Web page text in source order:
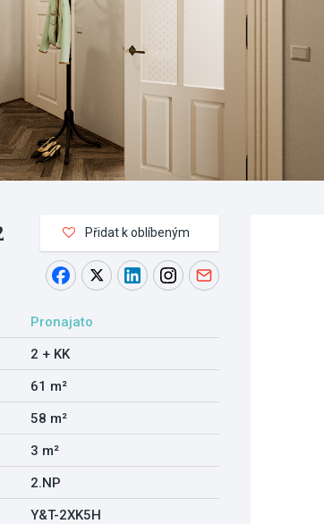
Přidat k oblíbeným
Pronajato
2 + KK
61 m²
58 m²
3 m²
2.NP
Y&T-2XK5H